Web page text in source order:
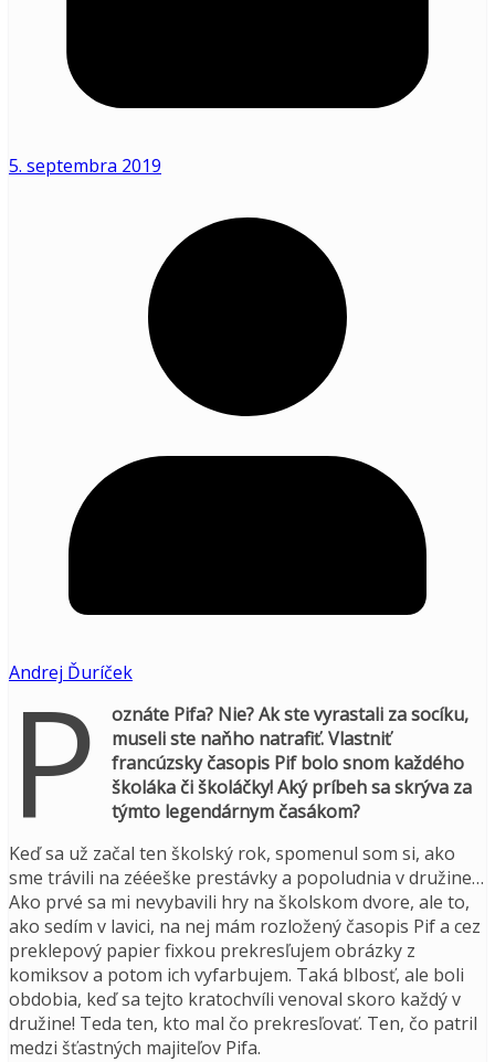
5. septembra 2019
Andrej Ďuríček
P
oznáte Pifa? Nie? Ak ste vyrastali za socíku,
museli ste naňho natrafiť. Vlastniť
francúzsky časopis Pif bolo snom každého
školáka či školáčky! Aký príbeh sa skrýva za
týmto legendárnym časákom?
Keď sa už začal ten školský rok, spomenul som si, ako
sme trávili na zééeške prestávky a popoludnia v družine…
Ako prvé sa mi nevybavili hry na školskom dvore, ale to,
ako sedím v lavici, na nej mám rozložený časopis Pif a cez
preklepový papier fixkou prekresľujem obrázky z
komiksov a potom ich vyfarbujem. Taká blbosť, ale boli
obdobia, keď sa tejto kratochvíli venoval skoro každý v
družine! Teda ten, kto mal čo prekresľovať. Ten, čo patril
medzi šťastných majiteľov Pifa.